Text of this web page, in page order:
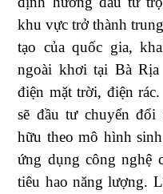
khu vực trở thành
tạo của quốc gia,
ngoài khơi tại Bà
điện mặt trời, điện
sẽ đầu tư chuyển đổi
hữu theo mô hình
ứng dụng công nghệ
tiêu hao năng lượng.